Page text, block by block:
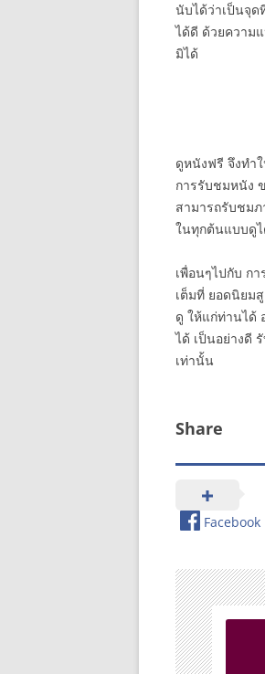
นับได้ว่าเป็นจุด
ได้ดี ด้วยความ
มิได้
ดูหนังฟรี จึงทำ
การรับชมหนัง
สามารถรับชมภ
ในทุกต้นแบบดูไ
เพื่อนๆไปกับ ก
เต็มที่ ยอดนิยม
ดู ให้แก่ท่านได้
ได้ เป็นอย่างดี
เท่านั้น
Share
Facebook